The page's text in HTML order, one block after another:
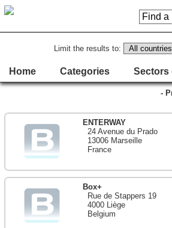
Limit the results to:
Home Categories Sectors
-
ENTERWAY
24 Avenue du Prado
13006 Marseille
France
Box+
Rue de Stappers 19
4000 Liège
Belgium